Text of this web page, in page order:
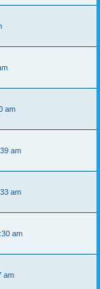
am
am
am
am
am